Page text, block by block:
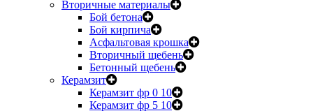
Вторичные материалы
Бой бетона
Бой кирпича
Асфальтовая крошка
Вторичный щебень
Бетонный щебень
Керамзит
Керамзит фр 0 10
Керамзит фр 5 10